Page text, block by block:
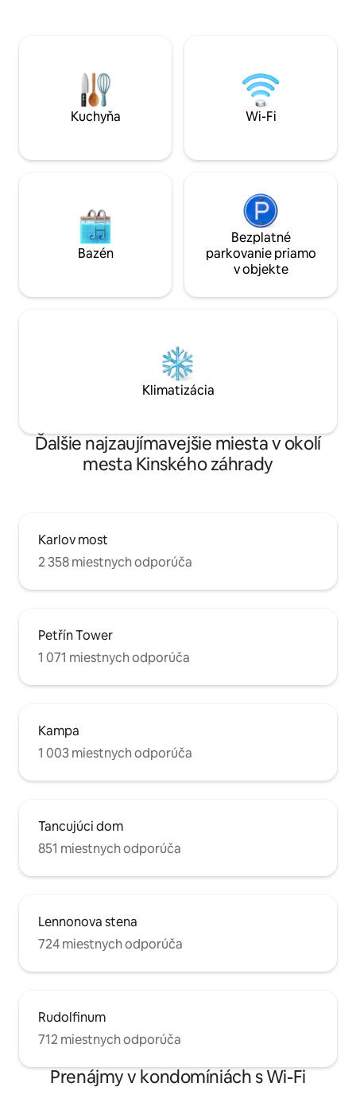
Parkovanie hneď vedľa hausbótu.
vysnívanú cestu!
Kuchyňa Wi-Fi
Bazén
Bezplatné
parkovanie priamo
v objekte
Klimatizácia
Ďalšie najzaujímavejšie miesta v okolí
mesta Kinského záhrady
Karlov most
2 358 miestnych odporúča
Petřín Tower
1 071 miestnych odporúča
Kampa
1 003 miestnych odporúča
Tancujúci dom
851 miestnych odporúča
Lennonova stena
724 miestnych odporúča
Rudolfinum
712 miestnych odporúča
Prenájmy v kondomíniách s Wi-Fi